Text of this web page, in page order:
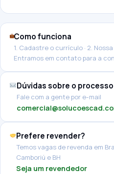
Como funciona
1. Cadastre o currículo · 2.
Entramos em contato para a
Dúvidas sobre o processo
Fale com a gente por e-mail
Prefere revender?
Temos vagas de revenda em
Camboriú e BH
Seja um revendedor